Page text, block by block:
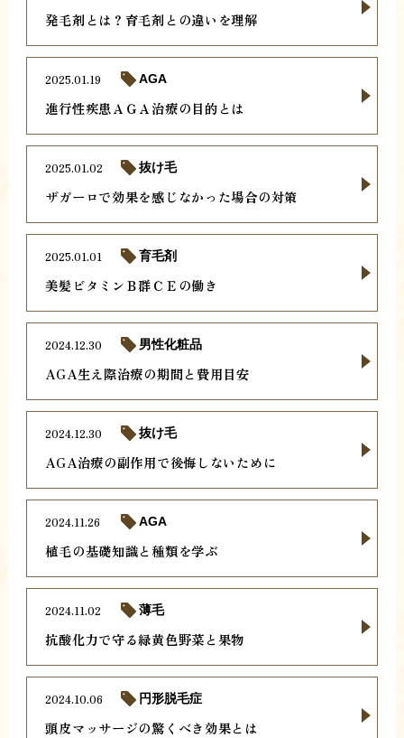
発毛剤とは？育毛剤との違いを理解
進行性疾患ＡＧＡ治療の目的とは
2025.01.19 AGA
ザガーロで効果を感じなかった場合の対策
2025.01.02 抜け毛
美髪ビタミンＢ群ＣＥの働き
2025.01.01 育毛剤
AGA生え際治療の期間と費用目安
2024.12.30 男性化粧品
AGA治療の副作用で後悔しないために
2024.12.30 抜け毛
植毛の基礎知識と種類を学ぶ
2024.11.26 AGA
抗酸化力で守る緑黄色野菜と果物
2024.11.02 薄毛
頭皮マッサージの驚くべき効果とは
2024.10.06 円形脱毛症